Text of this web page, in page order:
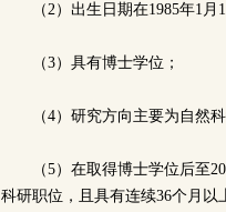
（2）出生日期在1985年1月
（3）具有博士学位；
（4）研究方向主要为自然
（5）在取得博士学位后至
科研职位，且具有连续36个月